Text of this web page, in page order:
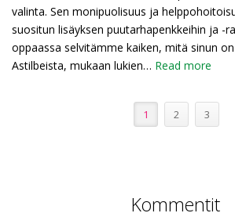
valinta. Sen monipuolisuus ja
suositun lisäyksen puutarhapenkkeihin ja -
oppaassa selvitämme kaiken, mitä sinun
Astilbeista, mukaan lukien… Read more
1 2 3
Kommentit